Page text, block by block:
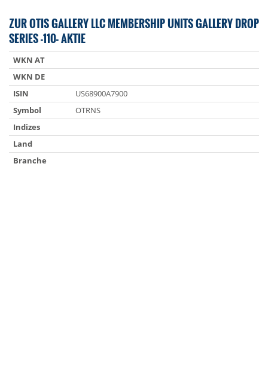
ZUR OTIS GALLERY LLC MEMBERSHIP UNITS GALLERY DROP
SERIES -110- AKTIE
WKN AT
WKN DE
ISIN
US68900A7900
Symbol
OTRNS
Indizes
Land
Branche